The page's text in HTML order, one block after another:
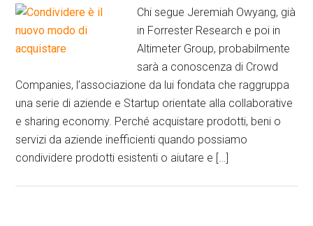
Chi segue Jeremiah Owyang, già
in Forrester Research e poi in
Altimeter Group, probabilmente
sarà a conoscenza di Crowd
Companies, l’associazione da lui fondata che raggruppa
una serie di aziende e Startup orientate alla collaborative
e sharing economy. Perché acquistare prodotti, beni o
servizi da aziende inefficienti quando possiamo
condividere prodotti esistenti o aiutare e […]